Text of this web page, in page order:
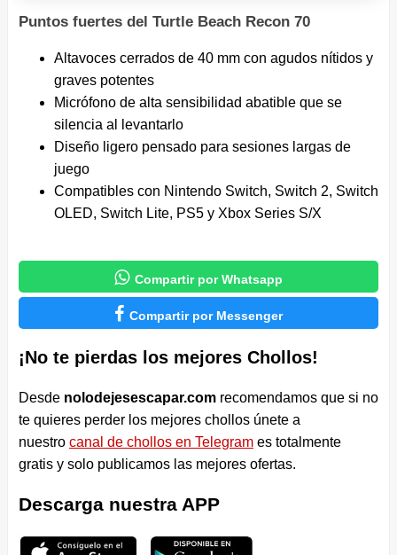
Puntos fuertes del Turtle Beach Recon 70
Altavoces cerrados de 40 mm con agudos nítidos y
graves potentes
Micrófono de alta sensibilidad abatible que se
silencia al levantarlo
Diseño ligero pensado para sesiones largas de
juego
Compatibles con Nintendo Switch, Switch 2, Switch
OLED, Switch Lite, PS5 y Xbox Series S/X
 Compartir por Whatsapp
 Compartir por Messenger
¡No te pierdas los mejores Chollos!
Desde nolodejesescapar.comrecomendamos que si no
te quieres perder los mejores chollos únete a
nuestro canal de chollos en Telegrames totalmente
gratis y solo publicamos las mejores ofertas.
Descarga nuestra APP